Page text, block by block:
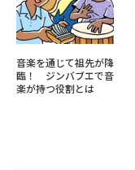
音楽を通じて祖先が降
臨！ ジンバブエで音
楽が持つ役割とは